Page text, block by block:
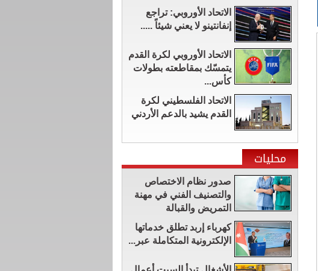
الاتحاد الأوروبي: تراجع
إنفانتينو لا يعني شيئاً .....
الاتحاد الأوروبي لكرة القدم
يتمسّك بمقاطعته بطولات
كأس...
الاتحاد الفلسطيني لكرة
القدم يشيد بالدعم الأردني
محليات
صدور نظام الاختصاص
والتصنيف الفني في مهنة
التمريض والقبالة
كهرباء إربد تطلق خدماتها
الإلكترونية المتكاملة عبر...